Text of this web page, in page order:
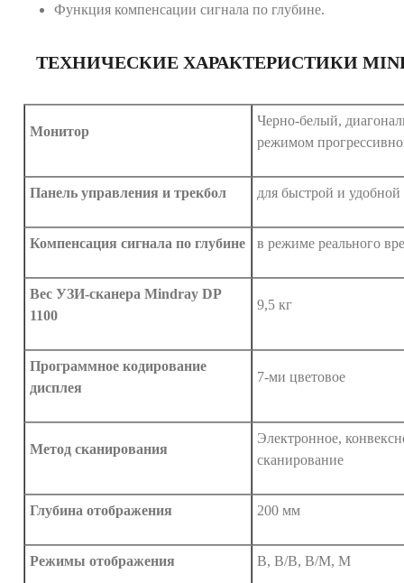
Функция компенсации сигнала по глубине.
ТЕХНИЧЕСКИЕ ХАРАКТЕРИСТИКИ
Монитор
Черно-белый,
режимом
Панель управления и трекбол для быстрой и удобной
Компенсация сигнала по глубине в режиме реального
Вес УЗИ-сканера Mindray DP
1100
9,5 кг
Программное кодирование
дисплея
7-ми цветовое
Метод сканирования
Электронное,
сканирование
Глубина отображения 200 мм
Режимы отображения В, В/В, В/М, М